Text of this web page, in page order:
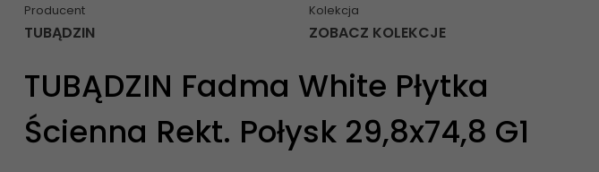
Producent
TUBĄDZIN
Kolekcja
ZOBACZ KOLEKCJE
TUBĄDZIN Fadma White Płytka
Ścienna Rekt. Połysk 29,8x74,8 G1